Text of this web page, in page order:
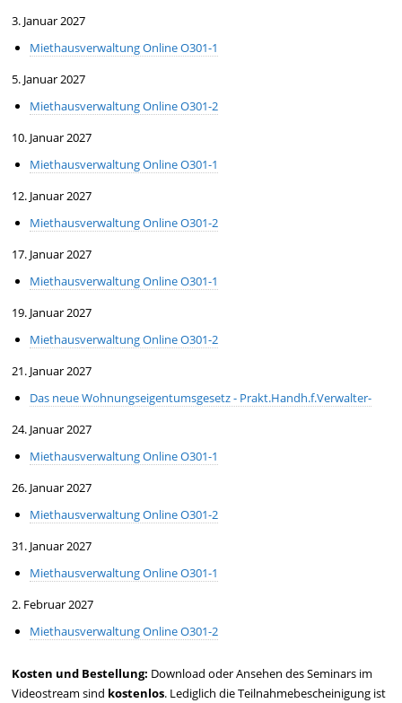
3. Januar 2027
Miethausverwaltung Online O301-1
5. Januar 2027
Miethausverwaltung Online O301-2
10. Januar 2027
Miethausverwaltung Online O301-1
12. Januar 2027
Miethausverwaltung Online O301-2
17. Januar 2027
Miethausverwaltung Online O301-1
19. Januar 2027
Miethausverwaltung Online O301-2
21. Januar 2027
Das neue Wohnungseigentumsgesetz - Prakt.Handh.f.Verwalter-
24. Januar 2027
Miethausverwaltung Online O301-1
26. Januar 2027
Miethausverwaltung Online O301-2
31. Januar 2027
Miethausverwaltung Online O301-1
2. Februar 2027
Miethausverwaltung Online O301-2
Kosten und Bestellung: Download oder Ansehen des Seminars im
Videostream sind kostenlos. Lediglich die Teilnahmebescheinigung ist